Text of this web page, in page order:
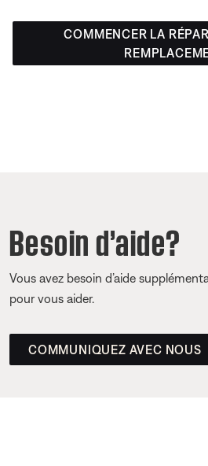
COMMENCER LA
Besoin d’aide?
Vous avez besoin d’aide
pour vous aider.
COMMUNIQUEZ AVEC NOUS